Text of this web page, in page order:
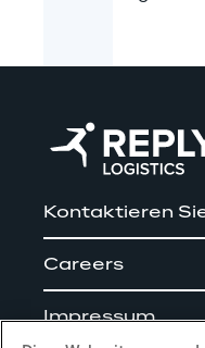
Kontaktieren
Careers
Impressum